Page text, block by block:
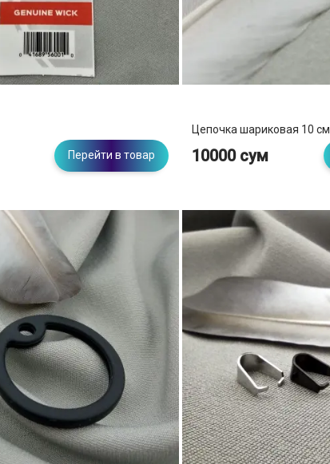
Перейти в товар
Цепочка шариковая 10 см
10000 сум